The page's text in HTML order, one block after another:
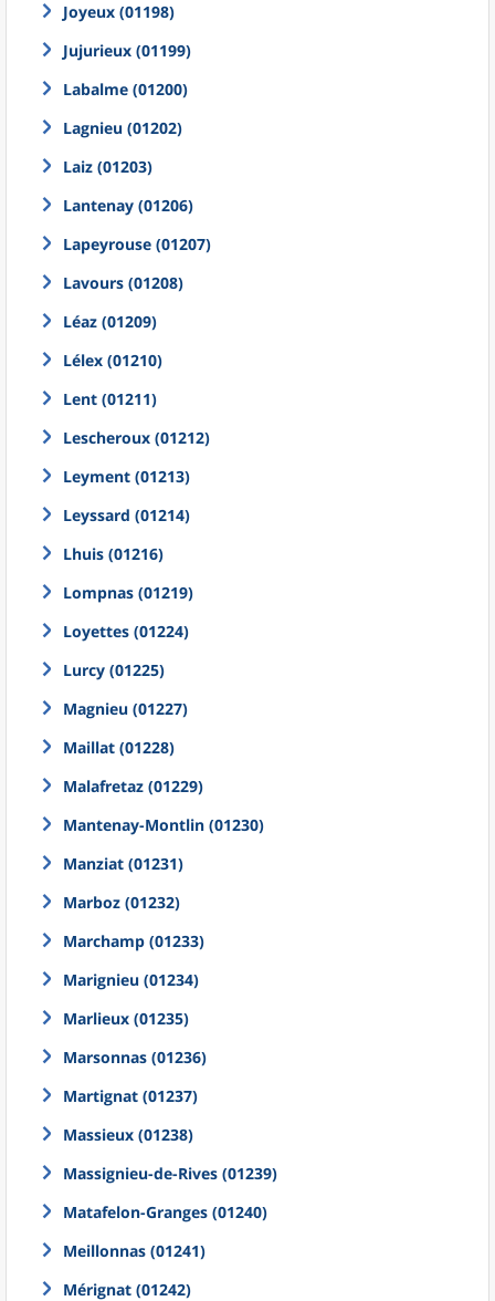
Joyeux (01198)
Jujurieux (01199)
Labalme (01200)
Lagnieu (01202)
Laiz (01203)
Lantenay (01206)
Lapeyrouse (01207)
Lavours (01208)
Léaz (01209)
Lélex (01210)
Lent (01211)
Lescheroux (01212)
Leyment (01213)
Leyssard (01214)
Lhuis (01216)
Lompnas (01219)
Loyettes (01224)
Lurcy (01225)
Magnieu (01227)
Maillat (01228)
Malafretaz (01229)
Mantenay-Montlin (01230)
Manziat (01231)
Marboz (01232)
Marchamp (01233)
Marignieu (01234)
Marlieux (01235)
Marsonnas (01236)
Martignat (01237)
Massieux (01238)
Massignieu-de-Rives (01239)
Matafelon-Granges (01240)
Meillonnas (01241)
Mérignat (01242)